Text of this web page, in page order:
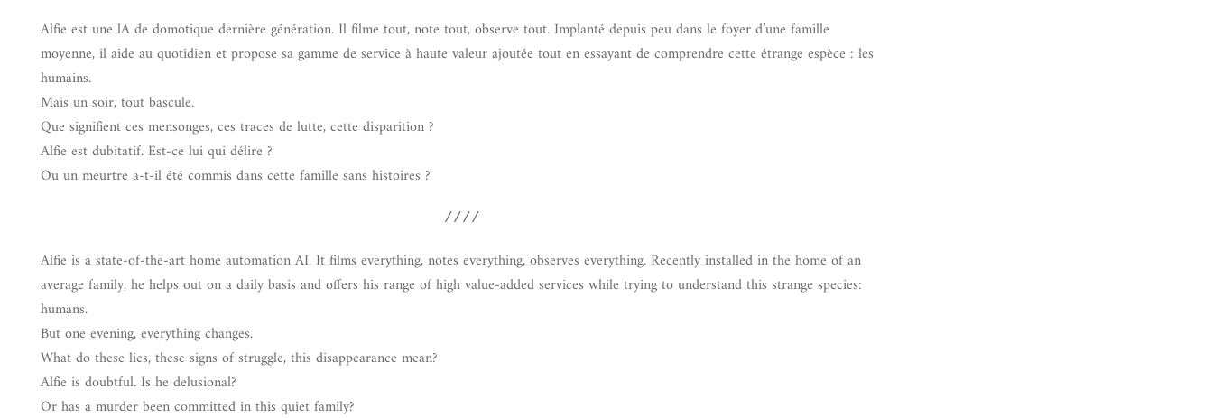
Alfie est une lA de domotique dernière génération. Il filme tout, note tout, observe tout. Implanté depuis peu dans le foyer d’une famille
moyenne, il aide au quotidien et propose sa gamme de service à haute valeur ajoutée tout en essayant de comprendre cette étrange espèce : les
humains.
Mais un soir, tout bascule.
Que signifient ces mensonges, ces traces de lutte, cette disparition ?
Alfie est dubitatif. Est-ce lui qui délire ?
Ou un meurtre a-t-il été commis dans cette famille sans histoires ?
////
Alfie is a state-of-the-art home automation AI. It films everything, notes everything, observes everything. Recently installed in the home of an
average family, he helps out on a daily basis and offers his range of high value-added services while trying to understand this strange species:
humans.
But one evening, everything changes.
What do these lies, these signs of struggle, this disappearance mean?
Alfie is doubtful. Is he delusional?
Or has a murder been committed in this quiet family?